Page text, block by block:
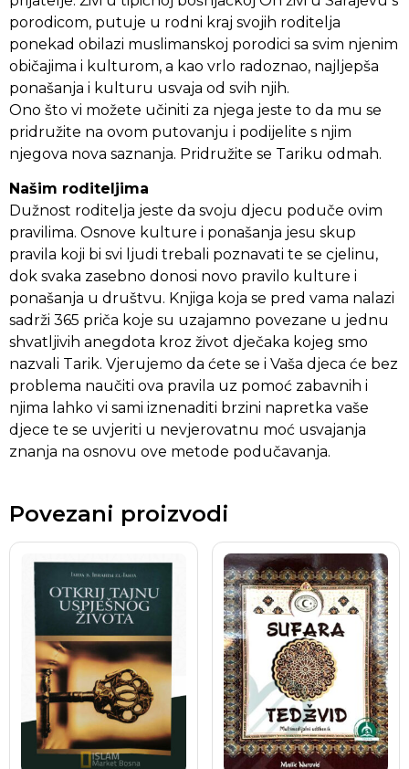
porodicom, putuje u rodni kraj svojih roditelja
ponekad obilazi muslimanskoj porodici sa svim njenim
običajima i kulturom, a kao vrlo radoznao, najljepša
ponašanja i kulturu usvaja od svih njih.
Ono što vi možete učiniti za njega jeste to da mu se
pridružite na ovom putovanju i podijelite s njim
njegova nova saznanja. Pridružite se Tariku odmah.
Našim roditeljima
Dužnost roditelja jeste da svoju djecu poduče ovim
pravilima. Osnove kulture i ponašanja jesu skup
pravila koji bi svi ljudi trebali poznavati te se cjelinu,
dok svaka zasebno donosi novo pravilo kulture i
ponašanja u društvu. Knjiga koja se pred vama nalazi
sadrži 365 priča koje su uzajamno povezane u jednu
shvatljivih anegdota kroz život dječaka kojeg smo
nazvali Tarik. Vjerujemo da ćete se i Vaša djeca će bez
problema naučiti ova pravila uz pomoć zabavnih i
njima lahko vi sami iznenaditi brzini napretka vaše
djece te se uvjeriti u nevjerovatnu moć usvajanja
znanja na osnovu ove metode podučavanja.
Povezani proizvodi